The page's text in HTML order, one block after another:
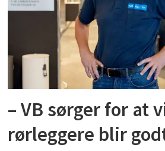
– VB sørger for at
rørleggere blir